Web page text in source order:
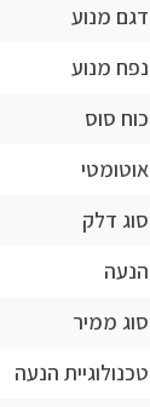
דגם מנוע
נפח מנוע
כוח סוס
אוטומטי
סוג דלק
הנעה
סוג ממיר
טכנולוגיית הנעה